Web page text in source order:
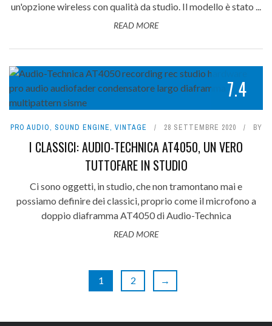
un'opzione wireless con qualità da studio. Il modello è stato ...
READ MORE
7.4
PRO AUDIO, SOUND ENGINE, VINTAGE 28 SETTEMBRE 2020 BY
I CLASSICI: AUDIO-TECHNICA AT4050, UN VERO
TUTTOFARE IN STUDIO
Ci sono oggetti, in studio, che non tramontano mai e
possiamo definire dei classici, proprio come il microfono a
doppio diaframma AT4050 di Audio-Technica
READ MORE
1 2 →